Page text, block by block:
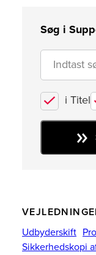
Søg i
i Titel
Udbyderskift
Sikkerhedskopi